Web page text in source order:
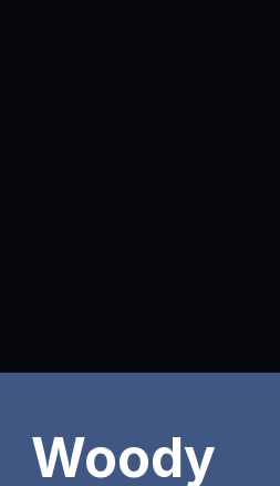
Woody